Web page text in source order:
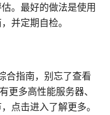
。最好的做法是使用
并定期自检。
合指南，别忘了查看
更多高性能服务器、
点击进入了解更多。